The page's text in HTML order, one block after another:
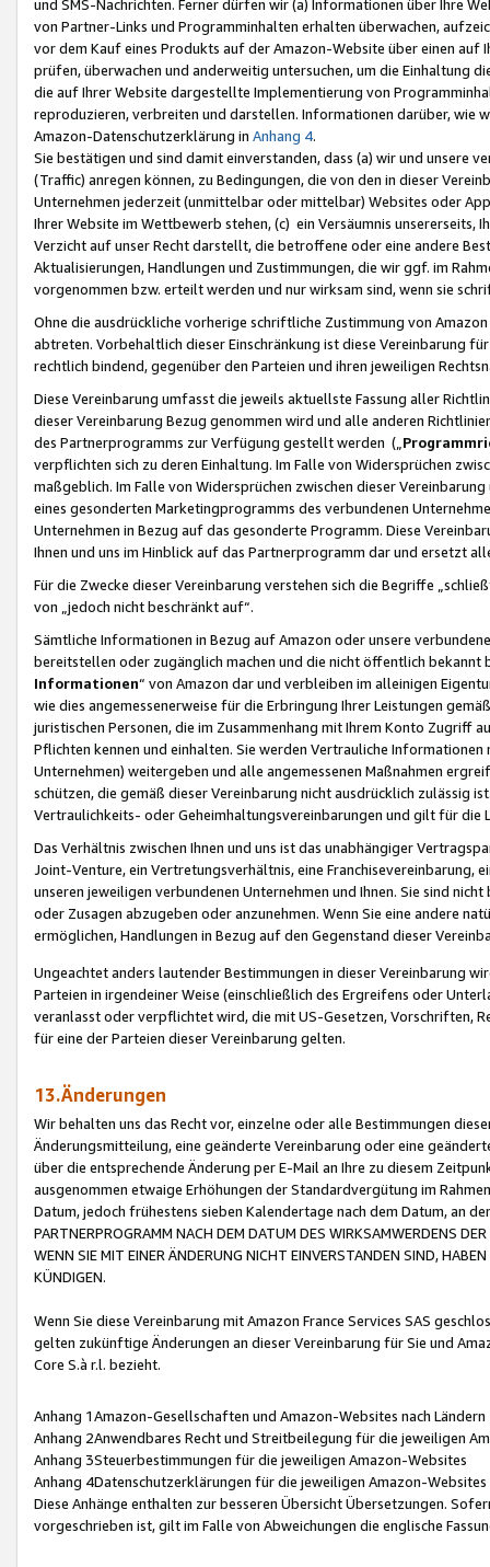
und SMS-Nachrichten. Ferner dürfen wir (a) Informationen über Ihre
von Partner-Links und Programminhalten erhalten überwachen,
vor dem Kauf eines Produkts auf der Amazon-Website über einen
prüfen, überwachen und anderweitig untersuchen, um die Einhaltung
die auf Ihrer Website dargestellte Implementierung von
reproduzieren, verbreiten und darstellen. Informationen darüber, wie
Amazon-Datenschutzerklärung in Anhang 4.
Sie bestätigen und sind damit einverstanden, dass (a) wir und
(Traffic) anregen können, zu Bedingungen, die von den in dieser
Unternehmen jederzeit (unmittelbar oder mittelbar) Websites oder
Ihrer Website im Wettbewerb stehen, (c) ein Versäumnis unsererseits,
Verzicht auf unser Recht darstellt, die betroffene oder eine andere
Aktualisierungen, Handlungen und Zustimmungen, die wir ggf. im
vorgenommen bzw. erteilt werden und nur wirksam sind, wenn sie
Ohne die ausdrückliche vorherige schriftliche Zustimmung von
abtreten. Vorbehaltlich dieser Einschränkung ist diese Vereinbarung
rechtlich bindend, gegenüber den Parteien und ihren jeweiligen
Diese Vereinbarung umfasst die jeweils aktuellste Fassung aller
dieser Vereinbarung Bezug genommen wird und alle anderen
des Partnerprogramms zur Verfügung gestellt werden („
verpflichten sich zu deren Einhaltung. Im Falle von Widersprüchen
maßgeblich. Im Falle von Widersprüchen zwischen dieser
eines gesonderten Marketingprogramms des verbundenen
Unternehmen in Bezug auf das gesonderte Programm. Diese
Ihnen und uns im Hinblick auf das Partnerprogramm dar und ersetzt
Für die Zwecke dieser Vereinbarung verstehen sich die Begriffe
von „jedoch nicht beschränkt auf“.
Sämtliche Informationen in Bezug auf Amazon oder unsere
bereitstellen oder zugänglich machen und die nicht öffentlich
Informationen“ von Amazon dar und verbleiben im alleinigen
wie dies angemessenerweise für die Erbringung Ihrer Leistungen
juristischen Personen, die im Zusammenhang mit Ihrem Konto
Pflichten kennen und einhalten. Sie werden Vertrauliche
Unternehmen) weitergeben und alle angemessenen Maßnahmen
schützen, die gemäß dieser Vereinbarung nicht ausdrücklich zulässig
Vertraulichkeits- oder Geheimhaltungsvereinbarungen und gilt für die
Das Verhältnis zwischen Ihnen und uns ist das unabhängiger
Joint-Venture, ein Vertretungsverhältnis, eine Franchisevereinbarung,
unseren jeweiligen verbundenen Unternehmen und Ihnen. Sie sind
oder Zusagen abzugeben oder anzunehmen. Wenn Sie eine andere
ermöglichen, Handlungen in Bezug auf den Gegenstand dieser
Ungeachtet anders lautender Bestimmungen in dieser Vereinbarung
Parteien in irgendeiner Weise (einschließlich des Ergreifens oder
veranlasst oder verpflichtet wird, die mit US-Gesetzen, Vorschriften,
für eine der Parteien dieser Vereinbarung gelten.
13.Änderungen
Wir behalten uns das Recht vor, einzelne oder alle Bestimmungen
Änderungsmitteilung, eine geänderte Vereinbarung oder eine
über die entsprechende Änderung per E-Mail an Ihre zu diesem
ausgenommen etwaige Erhöhungen der Standardvergütung im
Datum, jedoch frühestens sieben Kalendertage nach dem Datum, an
PARTNERPROGRAMM NACH DEM DATUM DES WIRKSAMWERDENS
WENN SIE MIT EINER ÄNDERUNG NICHT EINVERSTANDEN SIND,
KÜNDIGEN.
Wenn Sie diese Vereinbarung mit Amazon France Services SAS
gelten zukünftige Änderungen an dieser Vereinbarung für Sie und
Core S.à r.l. bezieht.
Anhang 1Amazon-Gesellschaften und Amazon-Websites nach Ländern
Anhang 2Anwendbares Recht und Streitbeilegung für die jeweiligen
Anhang 3Steuerbestimmungen für die jeweiligen Amazon-Websites
Anhang 4Datenschutzerklärungen für die jeweiligen Amazon-Websites
Diese Anhänge enthalten zur besseren Übersicht Übersetzungen.
vorgeschrieben ist, gilt im Falle von Abweichungen die englische